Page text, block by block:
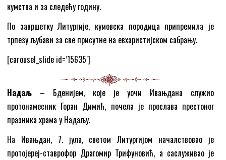
кумства и за следећу годину.
По завршетку Литургије, кумовска породица припремила је
трпезу љубави за све присутне на евхаристијском сабрању.
[carousel_slide id=’15635′]
Надаљ – Бденијем, које је уочи Ивањдана служио
протонамесник Горан Димић, почела је прослава престоног
празника храма у Надаљу.
На Ивањдан, 7. јула, светом Литургијом началствовао је
протојереј-ставрофор Драгомир Трифуновић, а саслуживао је